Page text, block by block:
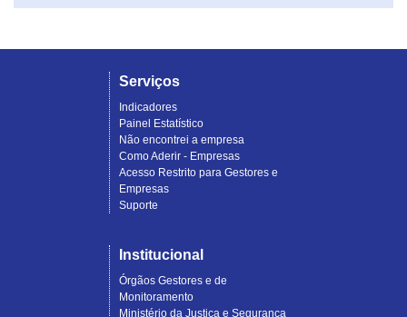
Serviços
Indicadores
Painel Estatístico
Não encontrei a empresa
Como Aderir - Empresas
Acesso Restrito para Gestores e
Empresas
Suporte
Institucional
Órgãos Gestores e de
Monitoramento
Ministério da Justiça e Segurança